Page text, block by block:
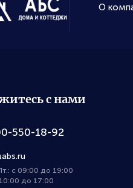
О
с нами
550-18-92
с 09:00 до 19:00
до 17:00